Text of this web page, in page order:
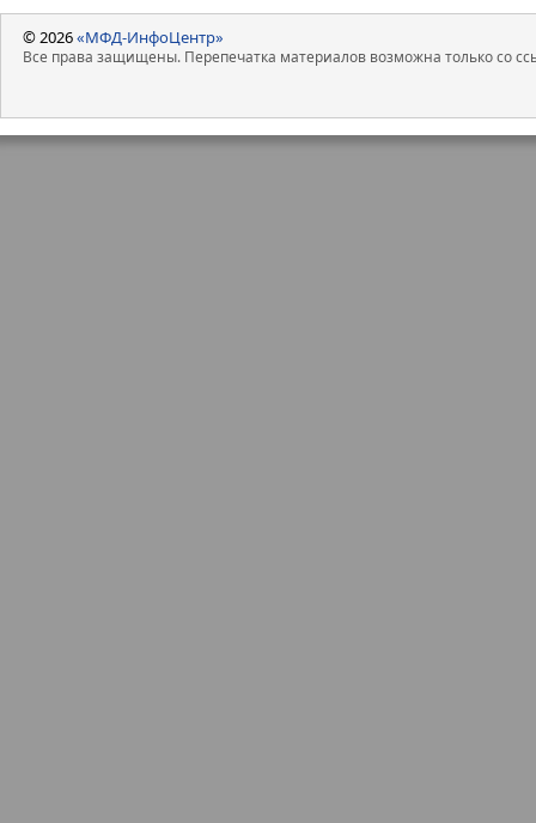
© 2026«МФД-ИнфоЦентр»
Все права защищены. Перепечатка материалов возможна только со